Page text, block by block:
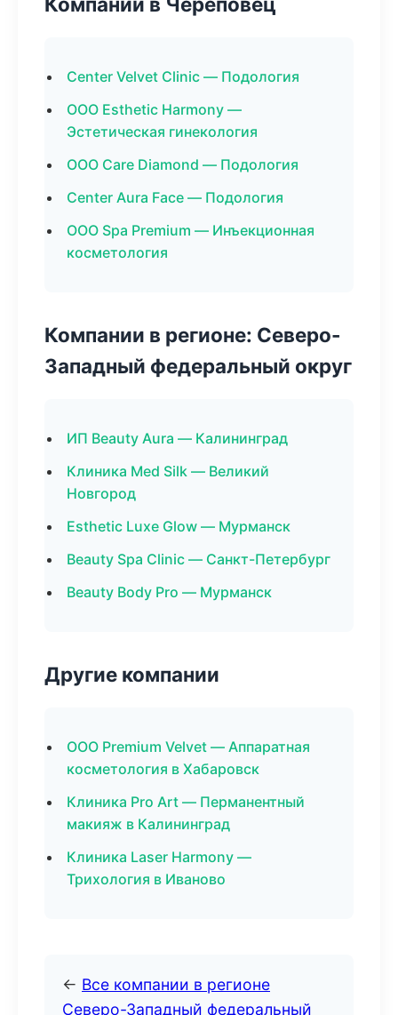
Center Velvet Clinic — Подология
ООО Esthetic Harmony —
Эстетическая гинекология
ООО Care Diamond — Подология
Center Aura Face — Подология
ООО Spa Premium — Инъекционная
косметология
Компании в регионе: Северо-
Западный федеральный округ
ИП Beauty Aura — Калининград
Клиника Med Silk — Великий
Новгород
Esthetic Luxe Glow — Мурманск
Beauty Spa Clinic — Санкт-Петербург
Beauty Body Pro — Мурманск
Другие компании
ООО Premium Velvet — Аппаратная
косметология в Хабаровск
Клиника Pro Art — Перманентный
макияж в Калининград
Клиника Laser Harmony —
Трихология в Иваново
← Все компании в регионе
Северо-Западный федеральный